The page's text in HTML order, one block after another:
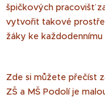
špičkových pracovišť
vytvořit takové
žáky ke
Zde si můžete přečíst
ZŠ a MŠ Podolí je